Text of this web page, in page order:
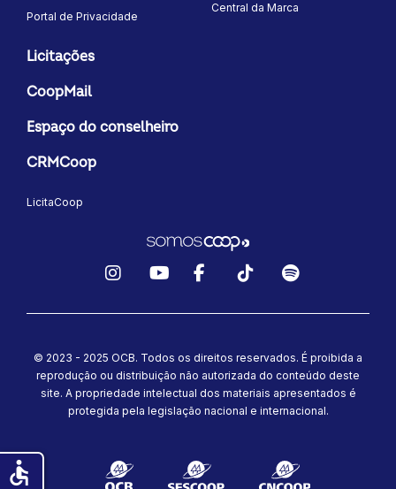
Portal de Privacidade
Central da Marca
Licitações
CoopMail
Espaço do conselheiro
CRMCoop
LicitaCoop
© 2023 - 2025 OCB. Todos os direitos reservados. É proibida a
reprodução ou distribuição não autorizada do conteúdo deste
site. A propriedade intelectual dos materiais apresentados é
protegida pela legislação nacional e internacional.
accessible